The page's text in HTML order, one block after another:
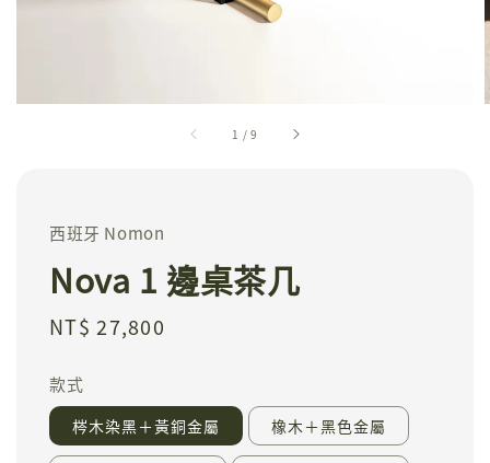
1 /9
西班牙 Nomon
Nova 1 邊桌茶几
Regular
NT$ 27,800
款式
梣木染黑＋黃銅金屬 橡木＋黑色金屬